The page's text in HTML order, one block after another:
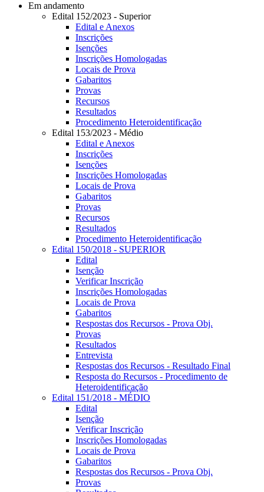
Em andamento
Edital 152/2023 - Superior
Edital e Anexos
Inscrições
Isenções
Inscrições Homologadas
Locais de Prova
Gabaritos
Provas
Recursos
Resultados
Procedimento Heteroidentificação
Edital 153/2023 - Médio
Edital e Anexos
Inscrições
Isenções
Inscrições Homologadas
Locais de Prova
Gabaritos
Provas
Recursos
Resultados
Procedimento Heteroidentificação
Edital 150/2018 - SUPERIOR
Edital
Isenção
Verificar Inscrição
Inscrições Homologadas
Locais de Prova
Gabaritos
Respostas dos Recursos - Prova Obj.
Provas
Resultados
Entrevista
Respostas dos Recursos - Resultado Final
Resposta do Recursos - Procedimento de
Heteroidentificação
Edital 151/2018 - MÉDIO
Edital
Isenção
Verificar Inscrição
Inscrições Homologadas
Locais de Prova
Gabaritos
Respostas dos Recursos - Prova Obj.
Provas